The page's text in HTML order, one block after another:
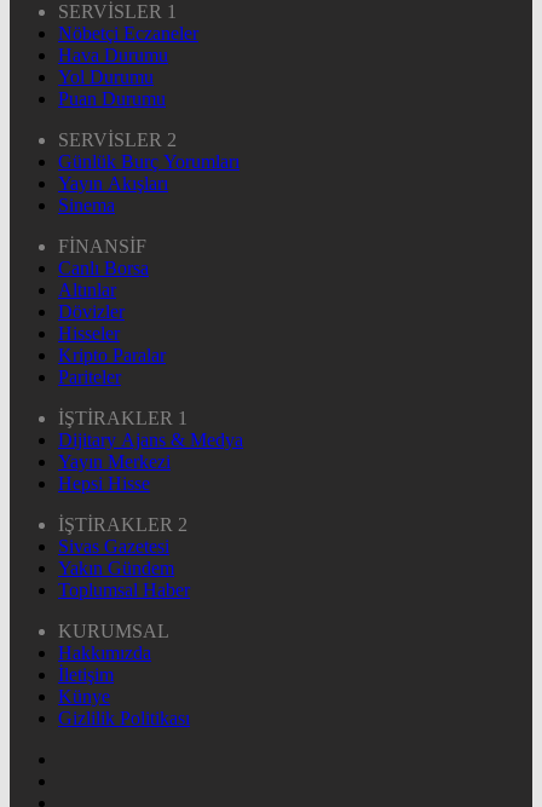
SERVİSLER 1
Nöbetçi Eczaneler
Hava Durumu
Yol Durumu
Puan Durumu
SERVİSLER 2
Günlük Burç Yorumları
Yayın Akışları
Sinema
FİNANSİF
Canlı Borsa
Altınlar
Dövizler
Hisseler
Kripto Paralar
Pariteler
İŞTİRAKLER 1
Dijitary Ajans & Medya
Yayın Merkezi
Hepsi Hisse
İŞTİRAKLER 2
Sivas Gazetesi
Yakın Gündem
Toplumsal Haber
KURUMSAL
Hakkımızda
İletişim
Künye
Gizlilik Politikası